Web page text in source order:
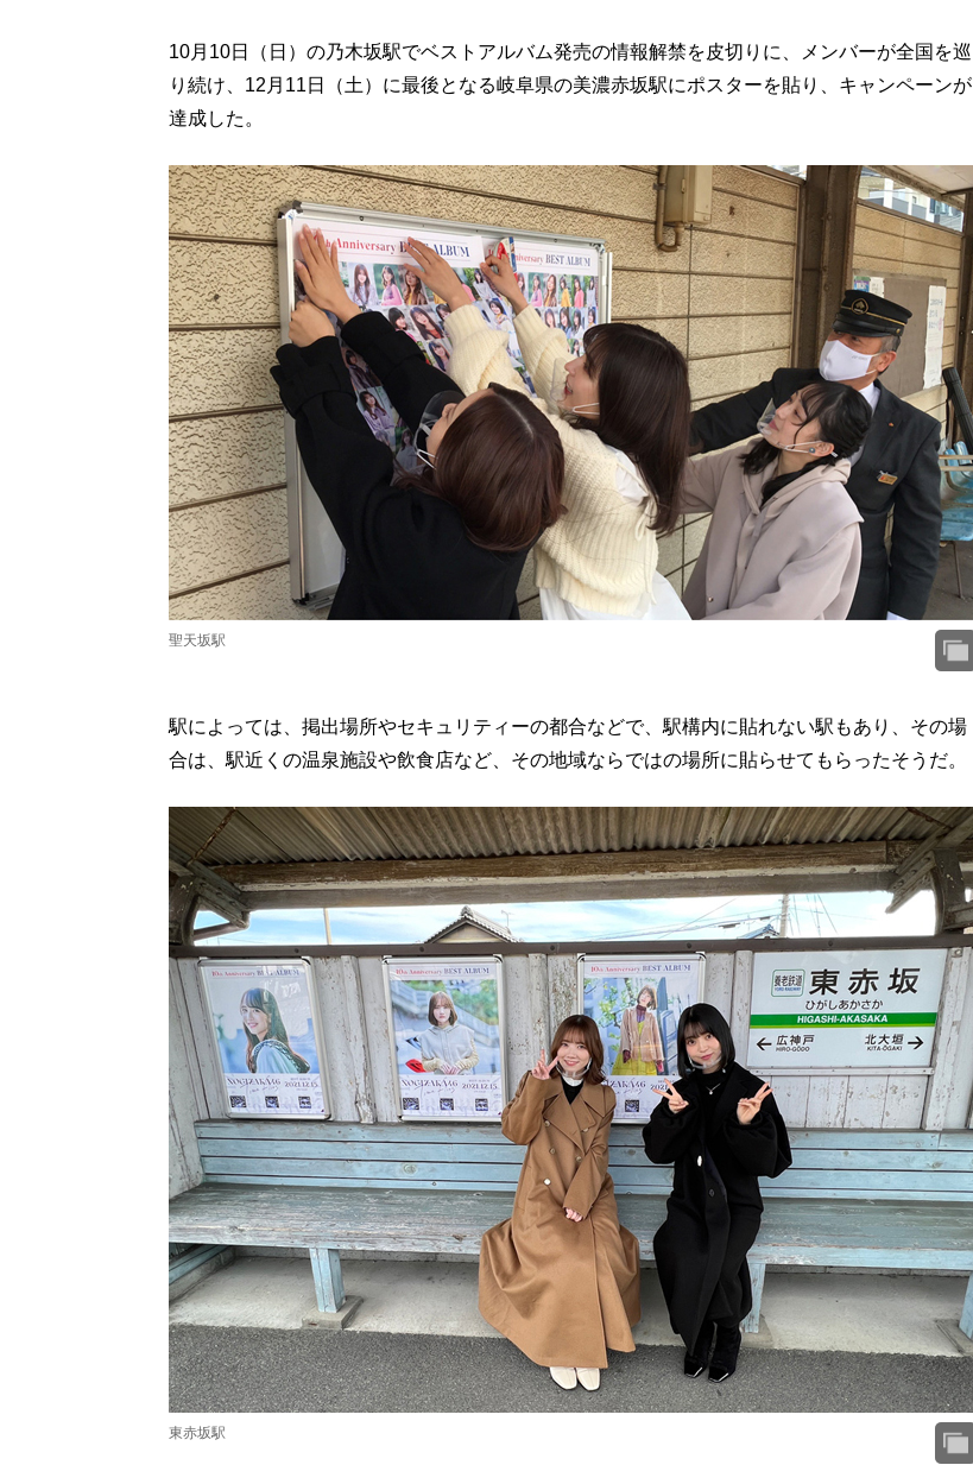
10月10日（日）の乃木坂駅でベストアルバム発売の情報解禁を皮切りに、メンバーが全国を巡
り続け、12月11日（土）に最後となる岐阜県の美濃赤坂駅にポスターを貼り、キャンペーンが
達成した。
聖天坂駅
駅によっては、掲出場所やセキュリティーの都合などで、駅構内に貼れない駅もあり、その場
合は、駅近くの温泉施設や飲食店など、その地域ならではの場所に貼らせてもらったそうだ。
東赤坂駅